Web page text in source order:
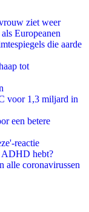
ziet weer
Europeanen
die aarde
tot
voor 1,3 miljard in
een betere
reactie
ADHD hebt?
alle coronavirussen